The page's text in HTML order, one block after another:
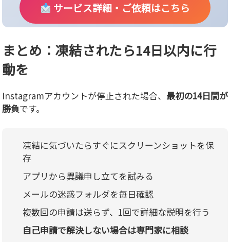
サービス詳細・ご依頼はこちら
まとめ：凍結されたら14日以内に行
動を
Instagramアカウントが停止された場合、 最初の14日間が
勝負です。
凍結に気づいたらすぐにスクリーンショットを保
存
アプリから異議申し立てを試みる
メールの迷惑フォルダを毎日確認
複数回の申請は送らず、1回で詳細な説明を行う
自己申請で解決しない場合は専門家に相談